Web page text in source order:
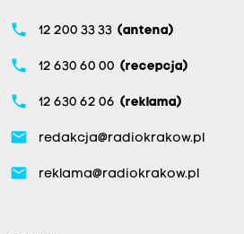
phone 12 200 33 33 (antena)
phone 12 630 60 00 (recepcja)
phone 12 630 62 06 (reklama)
email redakcja@radiokrakow.pl
email reklama@radiokrakow.pl